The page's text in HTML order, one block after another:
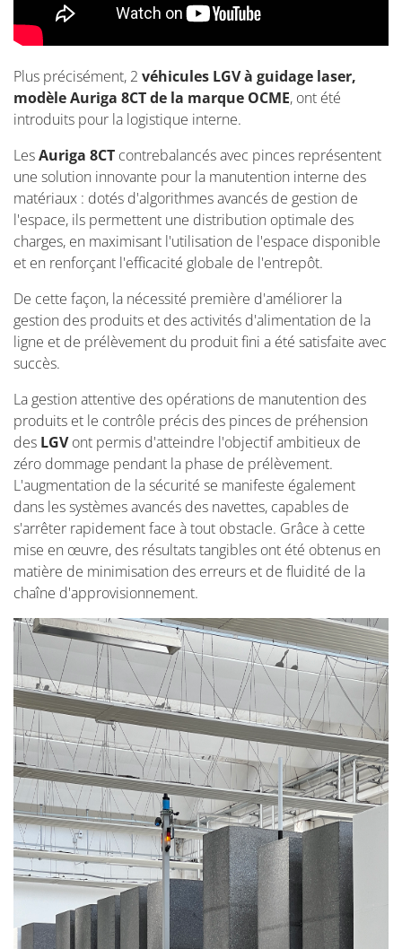
Plus précisément, 2 véhicules LGV à guidage laser,
modèle Auriga 8CT de la marque OCME, ont été
introduits pour la logistique interne.
LesAuriga 8CT contrebalancés avec pinces représentent
une solution innovante pour la manutention interne des
matériaux : dotés d'algorithmes avancés de gestion de
l'espace, ils permettent une distribution optimale des
charges, en maximisant l'utilisation de l'espace disponible
et en renforçant l'efficacité globale de l'entrepôt.
De cette façon, la nécessité première d'améliorer la
gestion des produits et des activités d'alimentation de la
ligne et de prélèvement du produit fini a été satisfaite avec
succès.
La gestion attentive des opérations de manutention des
produits et le contrôle précis des pinces de préhension
des LGVont permis d'atteindre l'objectif ambitieux de
zéro dommage pendant la phase de prélèvement.
L'augmentation de la sécurité se manifeste également
dans les systèmes avancés des navettes, capables de
s'arrêter rapidement face à tout obstacle. Grâce à cette
mise en œuvre, des résultats tangibles ont été obtenus en
matière de minimisation des erreurs et de fluidité de la
chaîne d'approvisionnement.